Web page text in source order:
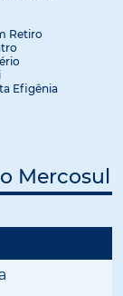
Retiro
Efigênia
Mercosul